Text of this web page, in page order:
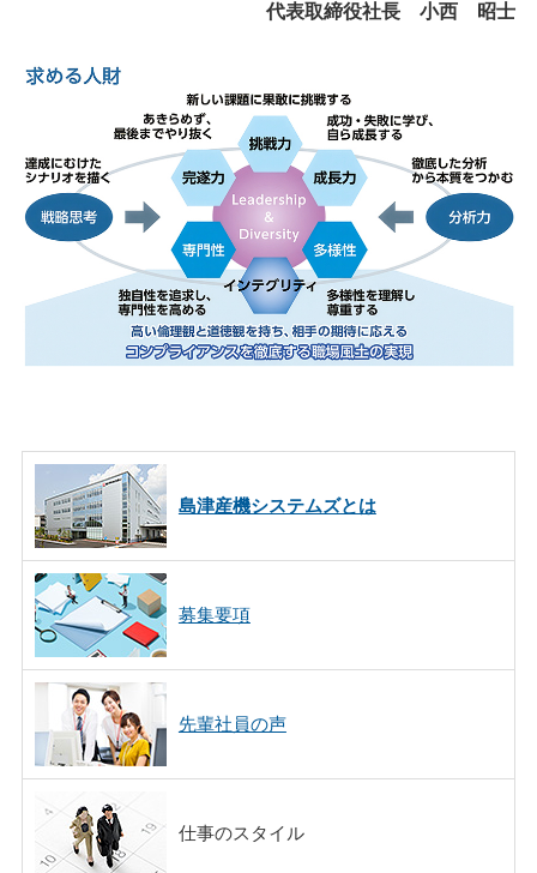
代表取締役社長 小西 昭士
島津産機システムズとは
募集要項
先輩社員の声
仕事のスタイル